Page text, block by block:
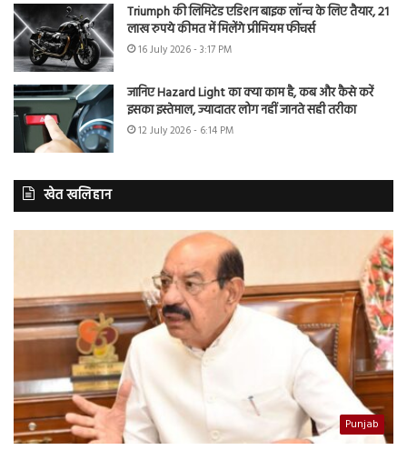
Triumph की लिमिटेड एडिशन बाइक लॉन्च के लिए तैयार, 21
लाख रुपये कीमत में मिलेंगे प्रीमियम फीचर्स
16 July 2026 - 3:17 PM
जानिए Hazard Light का क्या काम है, कब और कैसे करें
इसका इस्तेमाल, ज्यादातर लोग नहीं जानते सही तरीका
12 July 2026 - 6:14 PM
खेत खलिहान
Punjab